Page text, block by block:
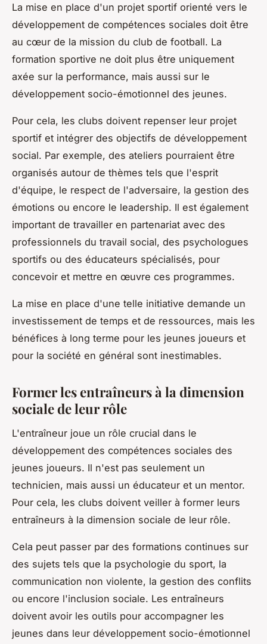
La mise en place d'un projet sportif orienté vers le
développement de compétences sociales doit être
au cœur de la mission du club de football. La
formation sportive ne doit plus être uniquement
axée sur la performance, mais aussi sur le
développement socio-émotionnel des jeunes.
Pour cela, les clubs doivent repenser leur projet
sportif et intégrer des objectifs de développement
social. Par exemple, des ateliers pourraient être
organisés autour de thèmes tels que l'esprit
d'équipe, le respect de l'adversaire, la gestion des
émotions ou encore le leadership. Il est également
important de travailler en partenariat avec des
professionnels du travail social, des psychologues
sportifs ou des éducateurs spécialisés, pour
concevoir et mettre en œuvre ces programmes.
La mise en place d'une telle initiative demande un
investissement de temps et de ressources, mais les
bénéfices à long terme pour les jeunes joueurs et
pour la société en général sont inestimables.
Former les entraîneurs à la dimension
sociale de leur rôle
L'entraîneur joue un rôle crucial dans le
développement des compétences sociales des
jeunes joueurs. Il n'est pas seulement un
technicien, mais aussi un éducateur et un mentor.
Pour cela, les clubs doivent veiller à former leurs
entraîneurs à la dimension sociale de leur rôle.
Cela peut passer par des formations continues sur
des sujets tels que la psychologie du sport, la
communication non violente, la gestion des conflits
ou encore l'inclusion sociale. Les entraîneurs
doivent avoir les outils pour accompagner les
jeunes dans leur développement socio-émotionnel